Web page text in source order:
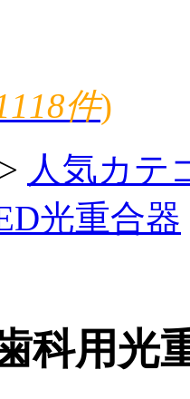
件)
> 人気カテ
光重合器
科用光